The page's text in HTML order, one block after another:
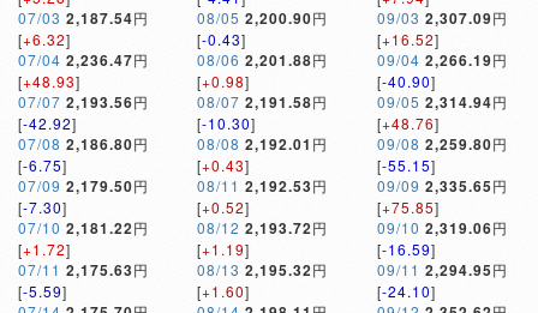
07/03 2,187.54円
[+6.32]
07/04 2,236.47円
[+48.93]
07/07 2,193.56円
[-42.92]
07/08 2,186.80円
[-6.75]
07/09 2,179.50円
[-7.30]
07/10 2,181.22円
[+1.72]
07/11 2,175.63円
[-5.59]
08/05 2,200.90円
[-0.43]
08/06 2,201.88円
[+0.98]
08/07 2,191.58円
[-10.30]
08/08 2,192.01 円
[+0.43]
08/11 2,192.53円
[+0.52]
08/12 2,193.72円
[+1.19]
08/13 2,195.32円
[+1.60]
09/03 2,307.09円
[+16.52]
09/04 2,266.19円
[-40.90]
09/05 2,314.94円
[+48.76]
09/08 2,259.80円
[-55.15]
09/09 2,335.65円
[+75.85]
09/10 2,319.06円
[-16.59]
09/11 2,294.95円
[-24.10]